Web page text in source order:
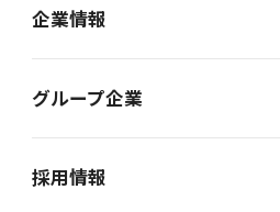
企業情報
グループ企業
採用情報